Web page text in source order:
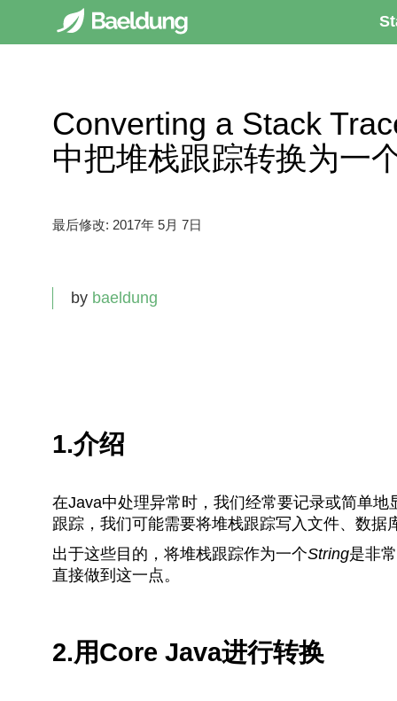
Converting a Stack
中把堆栈跟踪转换为一
最后修改: 2017年 5月 7日
by baeldung
1.介绍
在Java中处理异常时，我们经常要记录或简单
跟踪，我们可能需要将堆栈跟踪写入文件、数据
出于这些目的，将堆栈跟踪作为一个String是非
直接做到这一点。
2.用Core Java进行转换